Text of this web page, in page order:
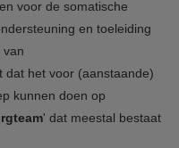
voor de somatische
en toeleiding
van
dat het voor (aanstaande)
kunnen doen op
' dat meestal bestaat